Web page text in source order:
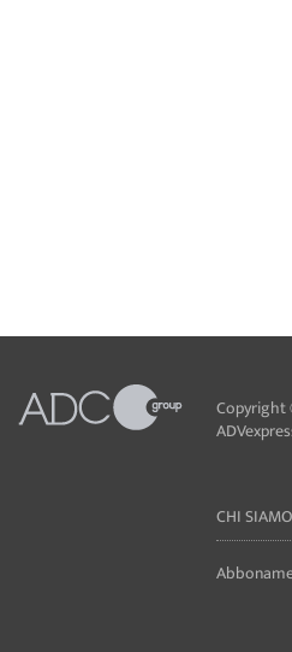
Copyright
CHI SIAMO